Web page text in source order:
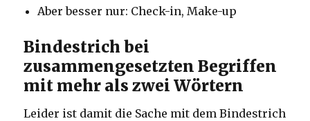
Aber besser nur: Check-in, Make-up
Bindestrich bei
zusammengesetzten Begriffen
mit mehr als zwei Wörtern
Leider ist damit die Sache mit dem Bindestrich